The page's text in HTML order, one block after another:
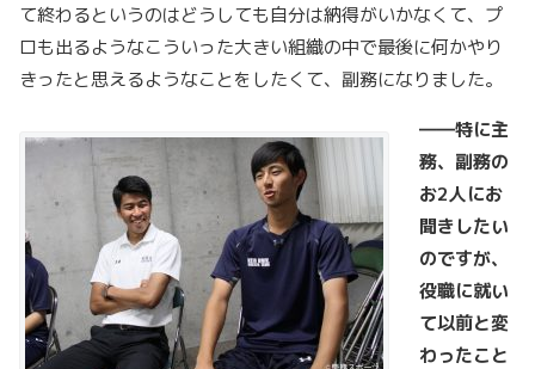
て終わるというのはどうしても自分は納得がいかなくて、プ
ロも出るようなこういった大きい組織の中で最後に何かやり
きったと思えるようなことをしたくて、副務になりました。
――特に主
務、副務の
お2人にお
聞きしたい
のですが、
役職に就い
て以前と変
わったこと